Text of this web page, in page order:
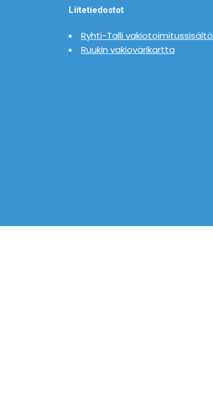
Liitetiedostot
Ryhti-Talli vakiotoimitussisältö
Ruukin vakiovärikartta